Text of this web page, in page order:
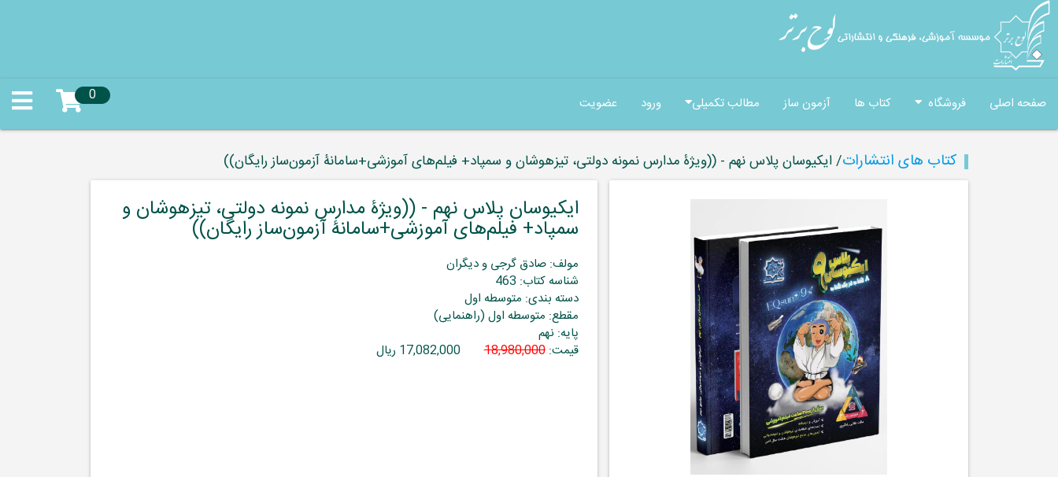
صفحه اصلی فروشگاه کتاب ها آزمون ساز مطالب تکمیلی ورود عضویت 0
کتاب های انتشارات/ ایکیوسان پلاس نهم - ((ویژۀ مدارس نمونه دولتی، تیزهوشان و سمپاد+ فیلم‌های آموزشی+سامانۀ آزمون‌ساز رایگان))
ایکیوسان پلاس نهم - ((ویژۀ مدارس نمونه دولتی، تیزهوشان و
سمپاد+ فیلم‌های آموزشی+سامانۀ آزمون‌ساز رایگان))
مولف: صادق گرجی و دیگران
شناسه کتاب: 463
دسته بندی: متوسطه اول
مقطع: متوسطه اول (راهنمایی)
پایه: نهم
قیمت:18,980,000 17,082,000 ریال